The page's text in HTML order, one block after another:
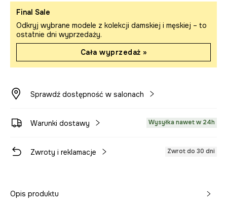
Final Sale
Odkryj wybrane modele z kolekcji damskiej i męskiej – to
ostatnie dni wyprzedaży.
Cała wyprzedaż »
Sprawdź dostępność w salonach
Warunki dostawy Wysyłka nawet w 24h
Zwroty i reklamacje Zwrot do 30 dni
Opis produktu